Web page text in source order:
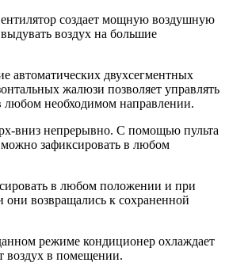
создает мощную воздушную
воздух на большие
автоматических двухсегментных
жалюзи позволяет управлять
необходимом направлении.
вниз непрерывно. С помощью пульта
зафиксировать в любом
в любом положении и при
возвращались к сохраненной
режиме кондиционер охлаждает
воздух в помещении.